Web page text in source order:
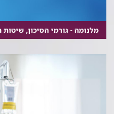
מלנומה - גורמי הסיכון,